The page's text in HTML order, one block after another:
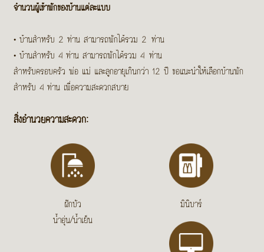
จำนวนผู้เข้าพักของบ้านแต่ละแบบ
• บ้านสำหรับ 2 ท่าน สามารถพักได้รวม 2 ท่าน
• บ้านสำหรับ 4 ท่าน สามารถพักได้รวม 4 ท่าน
สำหรับครอบครัว พ่อ แม่ และลูกอายุเกินกว่า 12 ปี ขอแนะนำให้เลือกบ้านพัก
สำหรับ 4 ท่าน เพื่อความสะดวกสบาย
สิ่งอำนวยความสะดวก:
ฝักบัว
น้ำอุ่น/น้ำเย็น
มินิบาร์